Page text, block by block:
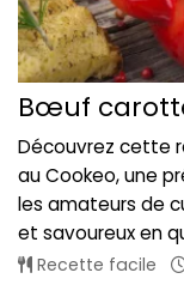
Bœuf
Découvrez cette
au Cookeo, une
les amateurs de
et savoureux en
Recette facile